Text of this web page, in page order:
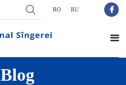
RO RU
Blog